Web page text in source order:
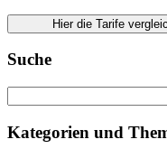
Hier die Tarife
Suche
Kategorien und